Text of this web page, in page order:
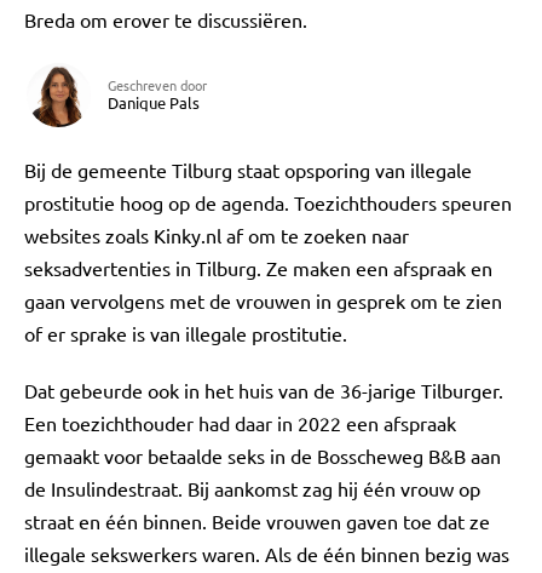
Breda om erover te discussiëren.
Geschreven door
Danique Pals
Bij de gemeente Tilburg staat opsporing van illegale
prostitutie hoog op de agenda. Toezichthouders speuren
websites zoals Kinky.nl af om te zoeken naar
seksadvertenties in Tilburg. Ze maken een afspraak en
gaan vervolgens met de vrouwen in gesprek om te zien
of er sprake is van illegale prostitutie.
Dat gebeurde ook in het huis van de 36-jarige Tilburger.
Een toezichthouder had daar in 2022 een afspraak
gemaakt voor betaalde seks in de Bosscheweg B&B aan
de Insulindestraat. Bij aankomst zag hij één vrouw op
straat en één binnen. Beide vrouwen gaven toe dat ze
illegale sekswerkers waren. Als de één binnen bezig was